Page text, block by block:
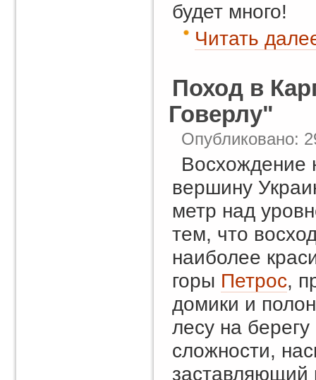
будет много!
Читать
Поход в
Говерлу"
Опубликовано:
Восхождение
вершину
метр над
тем, что
наиболее
горы Петрос,
домики и
лесу на
сложности,
заставляющий